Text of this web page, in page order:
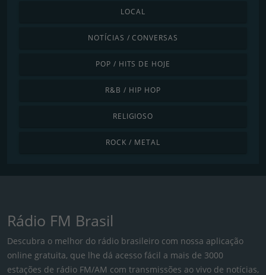
LOCAL
NOTÍCIAS / CONVERSAS
POP / HITS DE HOJE
R&B / HIP HOP
RELIGIOSO
ROCK / METAL
Rádio FM Brasil
Descubra o melhor do rádio brasileiro com nossa aplicação
online gratuita, que lhe dá acesso fácil a mais de 3000
estações de rádio FM/AM com transmissões ao vivo de notícias,